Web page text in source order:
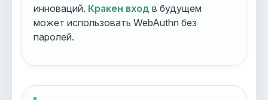
инноваций. Кракен вход в будущем
может использовать WebAuthn без
паролей.